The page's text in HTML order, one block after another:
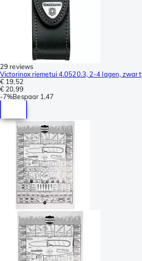
29 reviews
Victorinox riemetui 4.0520.3, 2-4 lagen, zwart
€ 19,52
€ 20,99
-7%Bespaar 1,47